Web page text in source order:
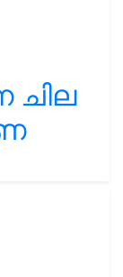
ചില